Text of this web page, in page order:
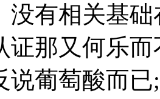
没有相关基
证那又何乐
说葡萄酸而已;